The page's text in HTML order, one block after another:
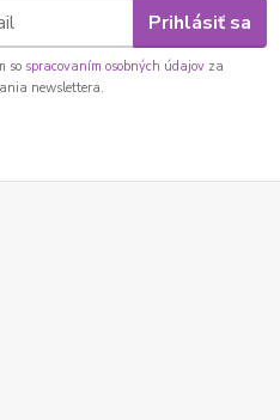
Prihlásiť sa
so spracovaním osobných údajov za
newslettera.